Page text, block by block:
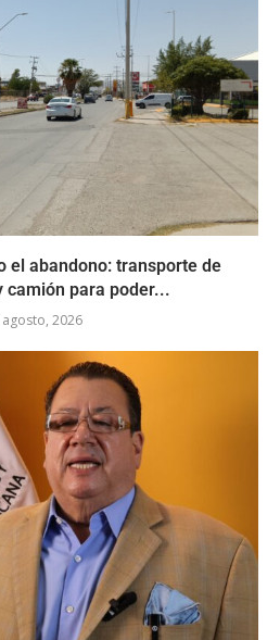
el abandono: transporte de
camión para poder...
2026